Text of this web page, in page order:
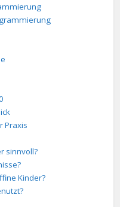
Praxis
sinnvoll?
Kinder?